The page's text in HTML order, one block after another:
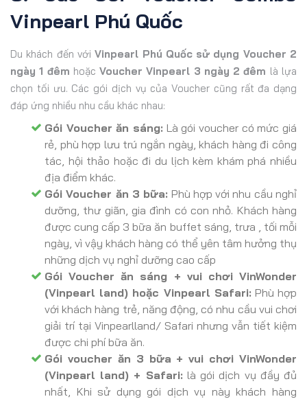
Vinpearl Phú Quốc
Du khách đến vớiVinpearl Phú Quốc sử dụng Voucher 2
ngày 1 đêm hoặcVoucher Vinpearl 3 ngày 2 đêm là lựa
chọn tối ưu. Các gói dịch vụ của Voucher cũng rất đa dạng
đáp ứng nhiều nhu cầu khác nhau:
Gói Voucher ăn sáng: Là gói voucher có mức giá
rẻ, phù hợp lưu trú ngắn ngày, khách hàng đi công
tác, hội thảo hoặc đi du lịch kèm khám phá nhiều
địa điểm khác.
Gói Voucher ăn 3 bữa: Phù hợp với nhu cầu nghỉ
dưỡng, thư giãn, gia đình có con nhỏ. Khách hàng
được cung cấp 3 bữa ăn buffet sáng, trưa , tối mỗi
ngày, vì vậy khách hàng có thể yên tâm hưởng thụ
những dịch vụ nghỉ dưỡng cao cấp
Gói Voucher ăn sáng + vui chơi VinWonder
(Vinpearl land) hoặc Vinpearl Safari: Phù hợp
với khách hàng trẻ, năng động, có nhu cầu vui chơi
giải trí tại Vinpearlland/ Safari nhưng vẫn tiết kiệm
được chi phí bữa ăn.
Gói voucher ăn 3 bữa + vui chơi VinWonder
(Vinpearl land) + Safari: là gói dịch vụ đầy đủ
nhất, Khi sử dụng gói dịch vụ này khách hàng